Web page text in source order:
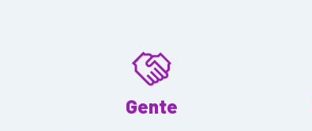
Gente